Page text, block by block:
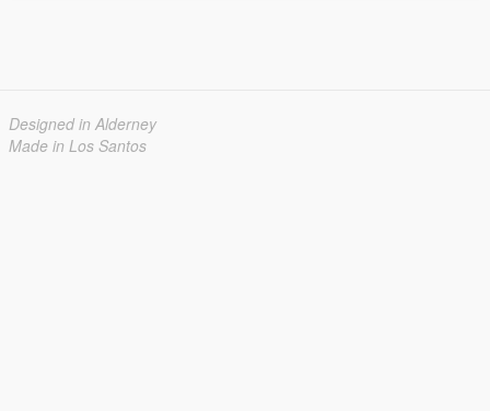
Designed in Alderney
Made in Los Santos